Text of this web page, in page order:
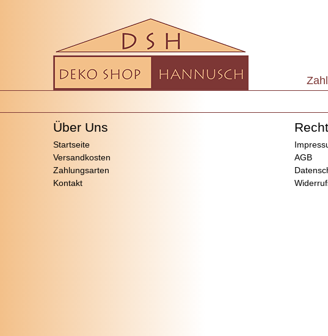
Über Uns
Startseite
Versandkosten
Zahlungsarten
Kontakt
AGB